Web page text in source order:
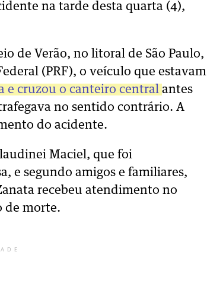
na tarde desta quarta (4),
de Verão, no litoral de São Paulo,
(PRF), o veículo que estavam
e cruzou o canteiro central antes
no sentido contrário. A
do acidente.
Maciel, que foi
e segundo amigos e familiares,
recebeu atendimento no
de morte.